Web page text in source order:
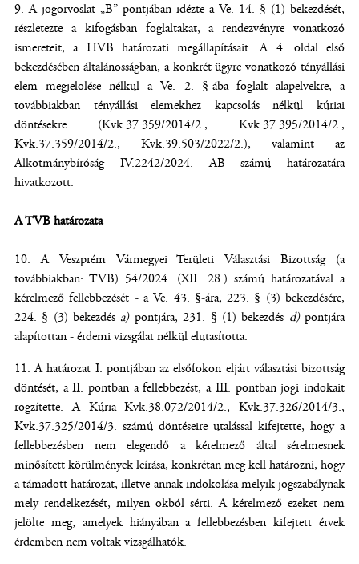
A jogorvoslat „B” pontjában idézte a Ve. 14. § (1) bekezdését,
részletezte a kifogásban foglaltakat, a rendezvényre vonatkozó
ismereteit, a HVB határozati megállapításait. A 4. oldal első
bekezdésében általánosságban, a konkrét ügyre vonatkozó tényállási
elem megjelölése nélkül a Ve. 2. §-ába foglalt alapelvekre, a
továbbiakban tényállási elemekhez kapcsolás nélkül kúriai
döntésekre (Kvk.37.359/2014/2., Kvk.37.395/2014/2.,
Kvk.37.359/2014/2., Kvk.39.503/2022/2.), valamint az
Alkotmánybíróság IV.2242/2024. AB számú határozatára
hivatkozott.
A TVB határozata
A Veszprém Vármegyei Területi Választási Bizottság (a
továbbiakban: TVB) 54/2024. (XII. 28.) számú határozatával a
kérelmező fellebbezését - a Ve. 43. §-ára, 223. § (3) bekezdésére,
224. § (3) bekezdés a)pontjára, 231. § (1) bekezdés d)pontjára
alapítottan - érdemi vizsgálat nélkül elutasította.
A határozat I. pontjában az elsőfokon eljárt választási bizottság
döntését, a II. pontban a fellebbezést, a III. pontban jogi indokait
rögzítette. A Kúria Kvk.38.072/2014/2., Kvk.37.326/2014/3.,
Kvk.37.325/2014/3. számú döntéseire utalással kifejtette, hogy a
fellebbezésben nem elegendő a kérelmező által sérelmesnek
minősített körülmények leírása, konkrétan meg kell határozni, hogy
a támadott határozat, illetve annak indokolása melyik jogszabálynak
mely rendelkezését, milyen okból sérti. A kérelmező ezeket nem
jelölte meg, amelyek hiányában a fellebbezésben kifejtett érvek
érdemben nem voltak vizsgálhatók.